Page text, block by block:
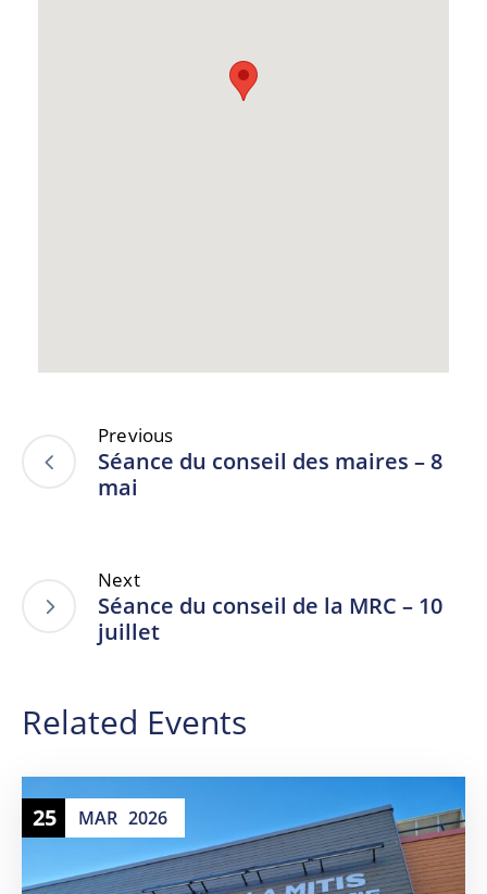
Previous
Séance du conseil des maires – 8
mai
Next
Séance du conseil de la MRC – 10
juillet
Related Events
25 MAR 2026